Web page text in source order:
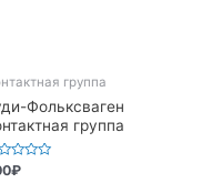
группа
Фольксваген
группа
₽